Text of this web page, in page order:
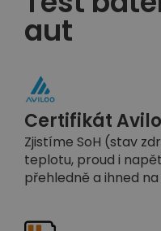
aut
Certifikát
Zjistíme SoH (stav
teplotu, proud i
přehledně a ihned